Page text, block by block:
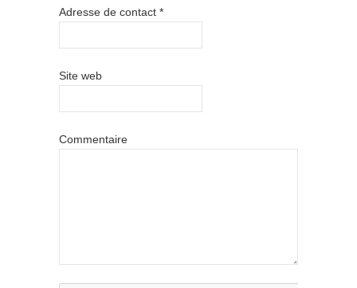
Adresse de contact *
Site web
Commentaire